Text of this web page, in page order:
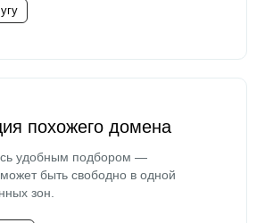
похожего домена
удобным подбором —
быть свободно в одной
зон.